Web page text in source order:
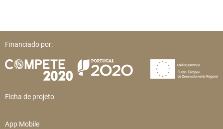
Financiado por:
Ficha de projeto
App Mobile